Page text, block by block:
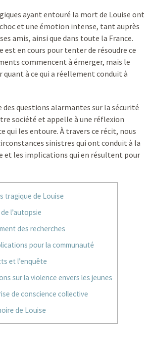
ayant entouré la mort de Louise ont
et une émotion intense, tant auprès
amis, ainsi que dans toute la France.
est en cours pour tenter de résoudre ce
commencent à émerger, mais le
à ce qui a réellement conduit à
des questions alarmantes sur la sécurité
société et appelle à une réflexion
qui les entoure. À travers ce récit, nous
sinistres qui ont conduit à la
et les implications qui en résultent pour
tragique de Louise
l’autopsie
des recherches
pour la communauté
et l’enquête
sur la violence envers les jeunes
de conscience collective
de Louise